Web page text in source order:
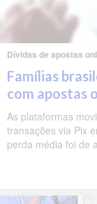
Dívidas de apostas
Famílias
com apostas
As plataformas
transações via Pix
perda média foi de